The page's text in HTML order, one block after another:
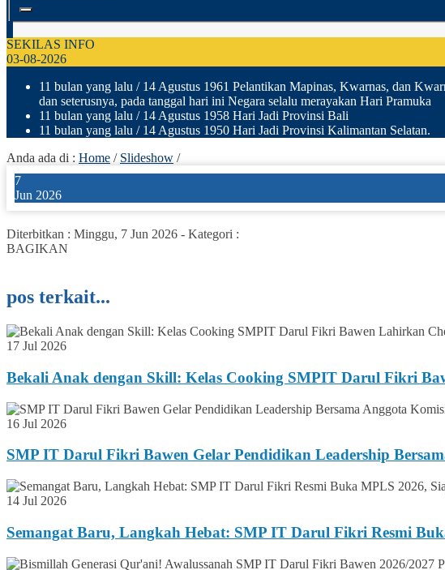
SEKILAS INFO
03-08-2026
11 bulan yang lalu / 14 Agustus 1961 Pelantikan Mapinas, Kwarnas, dan
dan seterusnya, pada tanggal hari ini Negara selalu merayakan Hari Pramuka
11 bulan yang lalu / 14 Agustus 1958 Hari Jadi Provinsi Bali
11 bulan yang lalu / 14 Agustus 1950 Hari Jadi Provinsi Kalimantan Selatan.
Anda ada di : Home / Slideshow /
7
Jun 2026
Diterbitkan : Minggu, 7 Jun 2026 - Kategori :
BAGIKAN
pos terkait...
17 Jul 2026
Bekali Anak dengan Skill: Kelas Cooking SMPIT Darul Fikri
16 Jul 2026
SMP IT Darul Fikri Bawen Gelar Pendidikan Leadership
14 Jul 2026
Semangat Baru, Langkah Hebat: SMP IT Darul Fikri Resmi